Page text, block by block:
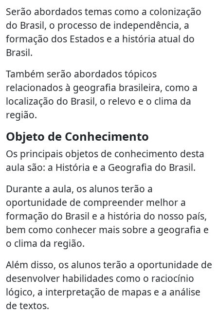
Serão abordados temas como a colonização
do Brasil, o processo de independência, a
formação dos Estados e a história atual do
Brasil.
Também serão abordados tópicos
relacionados à geografia brasileira, como a
localização do Brasil, o relevo e o clima da
região.
Objeto de Conhecimento
Os principais objetos de conhecimento desta
aula são: a História e a Geografia do Brasil.
Durante a aula, os alunos terão a
oportunidade de compreender melhor a
formação do Brasil e a história do nosso país,
bem como conhecer mais sobre a geografia e
o clima da região.
Além disso, os alunos terão a oportunidade de
desenvolver habilidades como o raciocínio
lógico, a interpretação de mapas e a análise
de textos.